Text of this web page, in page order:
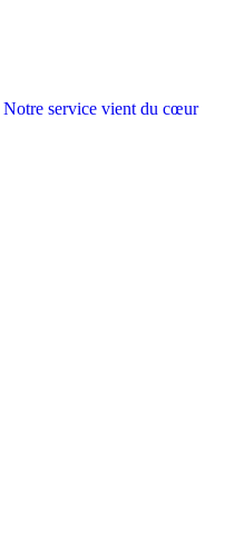
Notre service vient du cœur